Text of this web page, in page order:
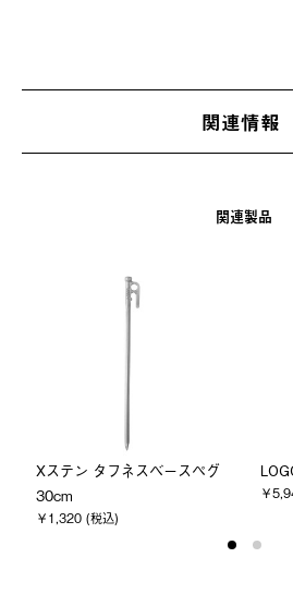
関連情報
関連製品
Xステン タフネスベースペグ
30cm
￥1,320 (税込)
￥